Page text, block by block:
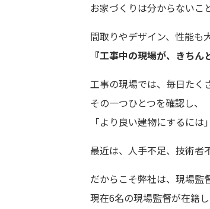
お家づくりは分からないこ
間取りやデザイン、性能も
『工事中の現場が、きちん
工事の現場では、毎日たく
その一つひとつを確認し、
「より良い建物にするに
最近は、人手不足、技術者
だからこそ弊社は、現場監
現在6名の現場監督が在籍し